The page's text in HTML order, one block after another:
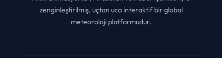
zenginleştirilmiş, uçtan uca interaktif bir global
meteoroloji platformudur.